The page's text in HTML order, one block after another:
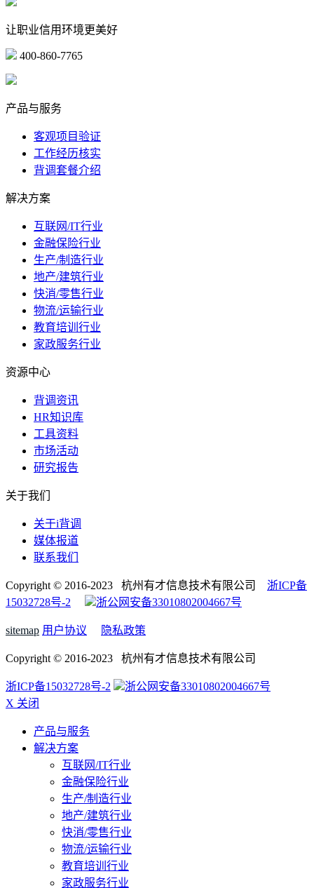
让职业信用环境更美好
400-860-7765
产品与服务
客观项目验证
工作经历核实
背调套餐介绍
解决方案
互联网/IT行业
金融保险行业
生产/制造行业
地产/建筑行业
快消/零售行业
物流/运输行业
教育培训行业
家政服务行业
资源中心
背调资讯
HR知识库
工具资料
市场活动
研究报告
关于我们
关于i背调
媒体报道
联系我们
Copyright © 2016-2023 杭州有才信息技术有限公司 浙ICP备
15032728号-2
浙公网安备33010802004667号
sitemap 用户协议 隐私政策
Copyright © 2016-2023 杭州有才信息技术有限公司
浙ICP备15032728号-2
浙公网安备33010802004667号
X 关闭
产品与服务
解决方案
互联网/IT行业
金融保险行业
生产/制造行业
地产/建筑行业
快消/零售行业
物流/运输行业
教育培训行业
家政服务行业